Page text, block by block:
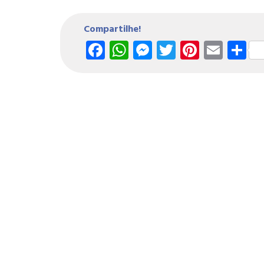
Compartilhe!
Facebook
WhatsApp
Messenger
Twitter